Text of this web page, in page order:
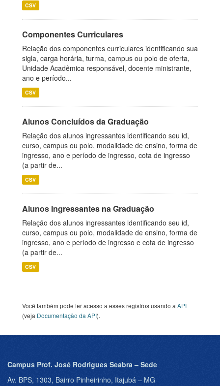
CSV
Componentes Curriculares
Relação dos componentes curriculares identificando sua
sigla, carga horária, turma, campus ou polo de oferta,
Unidade Acadêmica responsável, docente ministrante,
ano e período...
CSV
Alunos Concluídos da Graduação
Relação dos alunos ingressantes identificando seu id,
curso, campus ou polo, modalidade de ensino, forma de
ingresso, ano e período de ingresso, cota de ingresso
(a partir de...
CSV
Alunos Ingressantes na Graduação
Relação dos alunos ingressantes identificando seu id,
curso, campus ou polo, modalidade de ensino, forma de
ingresso, ano e período de ingresso e cota de ingresso
(a partir de...
CSV
Você também pode ter acesso a esses registros usando a API
(veja Documentação da API).
Campus Prof. José Rodrigues Seabra – Sede
Av. BPS, 1303, Bairro Pinheirinho, Itajubá – MG